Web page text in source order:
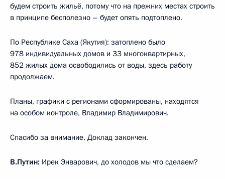
будем строить жильё, потому что на прежних местах строить
в принципе бесполезно – будет опять подтоплено.
По Республике Саха (Якутия): затоплено было
978 индивидуальных домов и 33 многоквартирных,
852 жилых дома освободились от воды, здесь работу
продолжаем.
Планы, графики с регионами сформированы, находятся
на особом контроле, Владимир Владимирович.
Спасибо за внимание. Доклад закончен.
В.Путин: Ирек Энварович, до холодов мы что сделаем?